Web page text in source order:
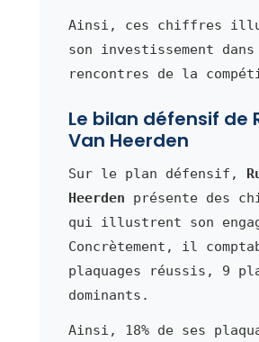
Ainsi, ces chiffres
son investissement
rencontres de la
Le bilan défensif de
Van Heerden
Sur le plan défensif,
Heerden présente des
qui illustrent son
Concrètement, il
plaquages réussis, 9
dominants.
Ainsi, 18% de ses